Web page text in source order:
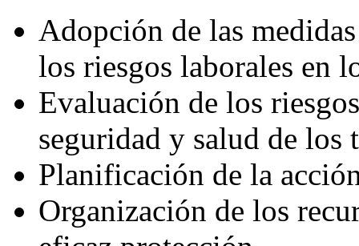
Adopción de las
los riesgos laborales en
Evaluación de los
seguridad y salud de
Planificación de la
Organización de los